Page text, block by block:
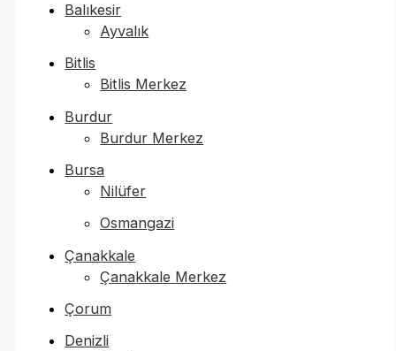
Balıkesir
Ayvalık
Bitlis
Bitlis Merkez
Burdur
Burdur Merkez
Bursa
Nilüfer
Osmangazi
Çanakkale
Çanakkale Merkez
Çorum
Denizli